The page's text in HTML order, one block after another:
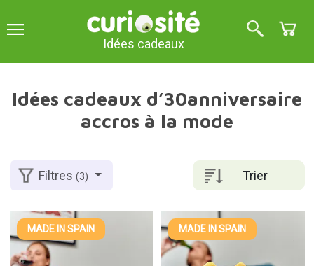
Idées cadeaux
Idées cadeaux d’30anniversaire
accros à la mode
Trier
Filtres(3)
MADE IN SPAIN MADE IN SPAIN